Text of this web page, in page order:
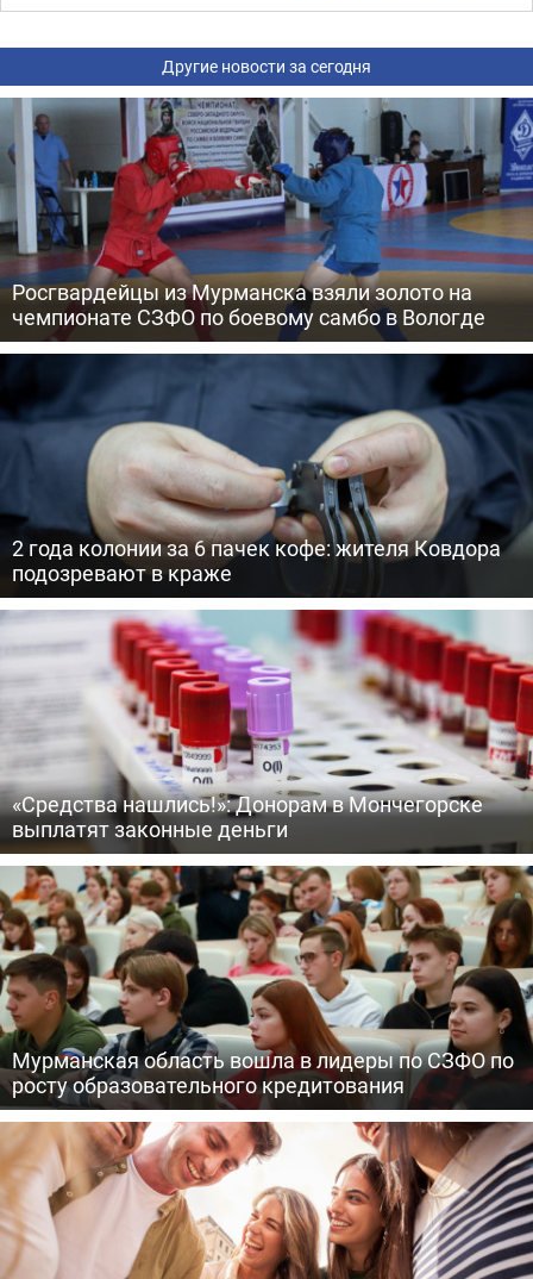
Другие новости за сегодня
Росгвардейцы из Мурманска взяли золото на
чемпионате СЗФО по боевому самбо в Вологде
2 года колонии за 6 пачек кофе: жителя Ковдора
подозревают в краже
«Средства нашлись!»: Донорам в Мончегорске
выплатят законные деньги
Мурманская область вошла в лидеры по СЗФО по
росту образовательного кредитования